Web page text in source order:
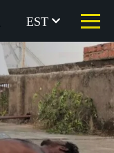
EST